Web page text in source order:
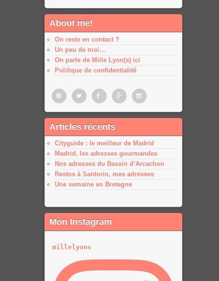
About me!
On reste en contact ?
Un peu de moi…
On parle de Mille Lyon(s) ici
Politique de confidentialité
PinterestTwitter FacebookGoogle
plus
Google
Articles récents
Cityguide : le meilleur de Madrid
Madrid, les adresses gourmandes
Nos adresses du Bassin d’Arcachon
Restos à Santorin, mes adresses
Une semaine en Bretagne
Mon Instagram
millelyons